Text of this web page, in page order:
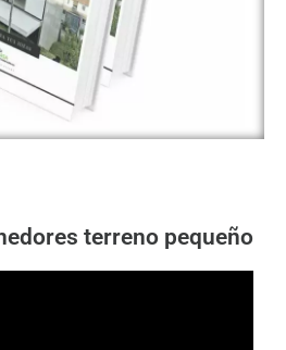
terreno pequeño